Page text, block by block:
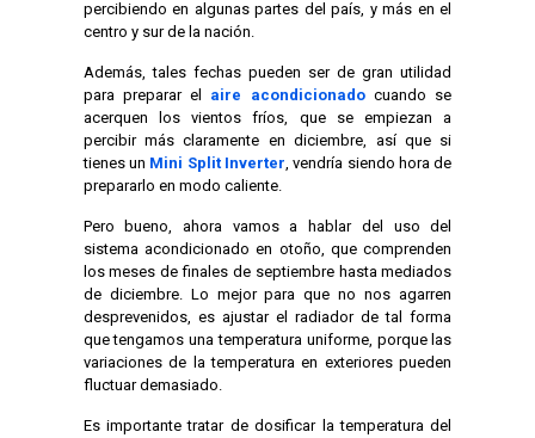
percibiendo en algunas partes del país, y más en el
centro y sur de la nación.
Además, tales fechas pueden ser de gran utilidad
para preparar el aire acondicionadocuando se
acerquen los vientos fríos, que se empiezan a
percibir más claramente en diciembre, así que si
tienes un Mini Split Inverter, vendría siendo hora de
prepararlo en modo caliente.
Pero bueno, ahora vamos a hablar del uso del
sistema acondicionado en otoño, que comprenden
los meses de finales de septiembre hasta mediados
de diciembre. Lo mejor para que no nos agarren
desprevenidos, es ajustar el radiador de tal forma
que tengamos una temperatura uniforme, porque las
variaciones de la temperatura en exteriores pueden
fluctuar demasiado.
Es importante tratar de dosificar la temperatura del